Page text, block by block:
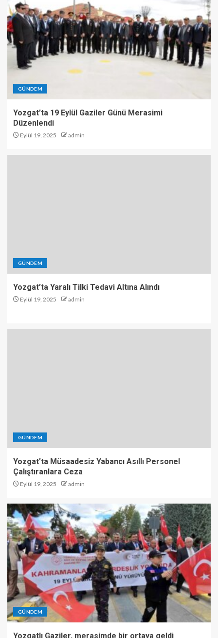
GÜNDEM
Yozgat’ta 19 Eylül Gaziler Günü Merasimi
Düzenlendi
Eylül 19, 2025 admin
GÜNDEM
Yozgat’ta Yaralı Tilki Tedavi Altına Alındı
Eylül 19, 2025 admin
GÜNDEM
Yozgat’ta Müsaadesiz Yabancı Asıllı Personel
Çalıştıranlara Ceza
Eylül 19, 2025 admin
GÜNDEM
Yozgatlı Gaziler, merasimde bir ortaya geldi